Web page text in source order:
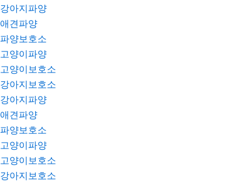
강아지파양
애견파양
파양보호소
고양이파양
고양이보호소
강아지보호소
강아지파양
애견파양
파양보호소
고양이파양
고양이보호소
강아지보호소